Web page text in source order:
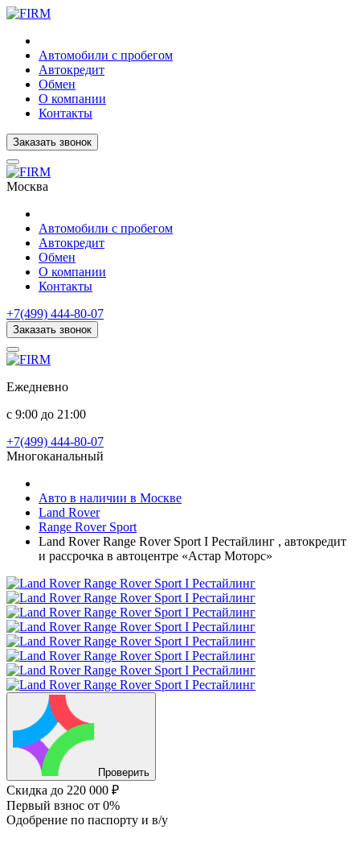
Автомобили с пробегом
Автокредит
Обмен
О компании
Контакты
Заказать звонок
Москва
Автомобили с пробегом
Автокредит
Обмен
О компании
Контакты
+7(499) 444-80-07
Заказать звонок
Ежедневно
с 9:00 до 21:00
+7(499) 444-80-07
Многоканальный
Авто в наличии в Москве
Land Rover
Range Rover Sport
Land Rover Range Rover Sport I Рестайлинг , автокредит
и рассрочка в автоцентре «Астар Моторс»
Проверить
Скидка до 220 000 ₽
Первый взнос от 0%
Одобрение по паспорту и в/у